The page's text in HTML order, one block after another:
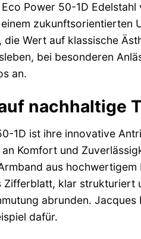
Power 50-1D
zukunftsorientierten
die Wert auf klassische
bei besonderen
an.
nachhaltige
1D ist ihre innovative
Komfort und
aus
Zifferblatt, klar
abrunden.
dafür.